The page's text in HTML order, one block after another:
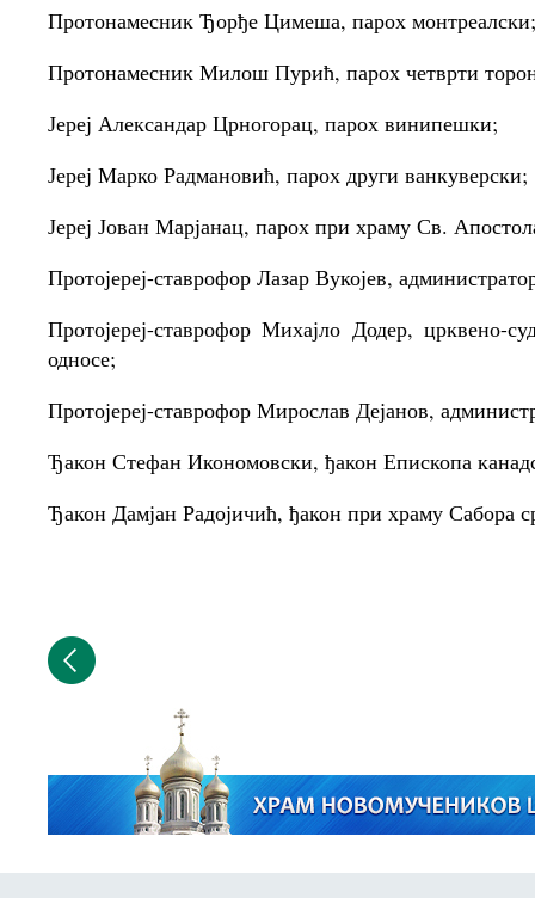
Протонамесник Ђорђе Цимеша, парох монтреалски;
Протонамесник Милош Пурић, парох четврти
Јереј Александар Црногорац, парох винипешки;
Јереј Марко Радмановић, парох други ванкуверски;
Јереј Јован Марјанац, парох при храму Св.
Протојереј-ставрофор Лазар Вукојев,
Протојереј-ставрофор Михајло Додер, црквено-
односе;
Протојереј-ставрофор Мирослав Дејанов,
Ђакон Стефан Икономовски, ђакон Епископа
Ђакон Дамјан Радојичић, ђакон при храму Сабора